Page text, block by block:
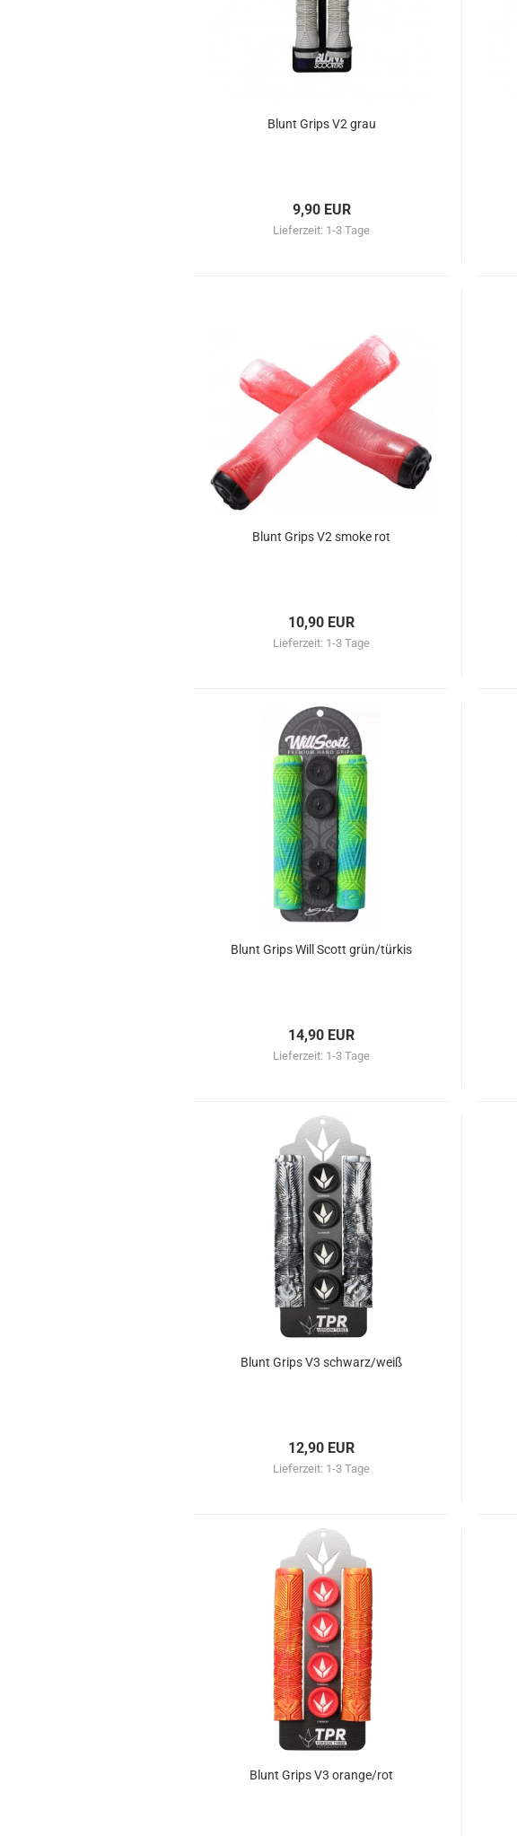
Blunt Grips V2 grau
9,90 EUR
Lieferzeit: 1-3 Tage
Blunt Grips V2 smoke rot
10,90 EUR
Lieferzeit: 1-3 Tage
Blunt Grips Will Scott grün/türkis
14,90 EUR
Lieferzeit: 1-3 Tage
Blunt Grips V3 schwarz/weiß
12,90 EUR
Lieferzeit: 1-3 Tage
Blunt Grips V3 orange/rot